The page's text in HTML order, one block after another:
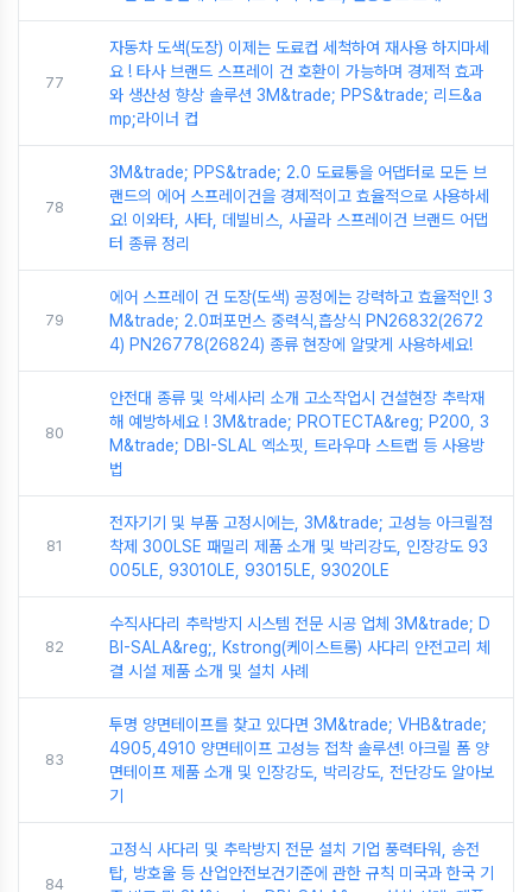
77
자동차 도색(도장) 이제는 도료컵 세척하여 재사용 하지마세
요 ! 타사 브랜드 스프레이 건 호환이 가능하며 경제적 효과
와 생산성 향상 솔루션 3M&trade; PPS&trade; 리드&a
mp;라이너 컵
78
3M&trade; PPS&trade; 2.0 도료통을 어댑터로 모든 브
랜드의 에어 스프레이건을 경제적이고 효율적으로 사용하세
요! 이와타, 사타, 데빌비스, 사골라 스프레이건 브랜드 어댑
터 종류 정리
79
에어 스프레이 건 도장(도색) 공정에는 강력하고 효율적인! 3
M&trade; 2.0퍼포먼스 중력식,흡상식 PN26832(2672
4) PN26778(26824) 종류 현장에 알맞게 사용하세요!
80
안전대 종류 및 악세사리 소개 고소작업시 건설현장 추락재
해 예방하세요 ! 3M&trade; PROTECTA&reg; P200, 3
M&trade; DBI-SLAL 엑소핏, 트라우마 스트랩 등 사용방
법
81
전자기기 및 부품 고정시에는, 3M&trade; 고성능 아크릴점
착제 300LSE 패밀리 제품 소개 및 박리강도, 인장강도 93
005LE, 93010LE, 93015LE, 93020LE
82
수직사다리 추락방지 시스템 전문 시공 업체 3M&trade; D
BI-SALA&reg;, Kstrong(케이스트롱) 사다리 안전고리 체
결 시설 제품 소개 및 설치 사례
83
투명 양면테이프를 찾고 있다면 3M&trade; VHB&trade;
4905,4910 양면테이프 고성능 접착 솔루션! 아크릴 폼 양
면테이프 제품 소개 및 인장강도, 박리강도, 전단강도 알아보
기
84
고정식 사다리 및 추락방지 전문 설치 기업 풍력타워, 송전
탑, 방호울 등 산업안전보건기준에 관한 규칙 미국과 한국 기